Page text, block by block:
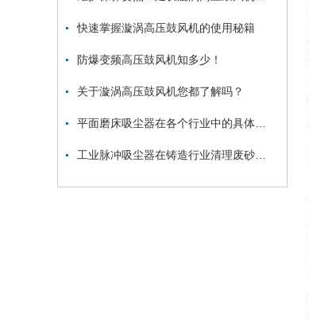
快速掌握漩涡高压鼓风机的使用秘籍
防爆变频高压鼓风机知多少！
关于漩涡高压鼓风机您都了解吗？